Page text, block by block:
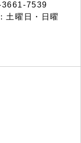
7539
土曜日・日曜